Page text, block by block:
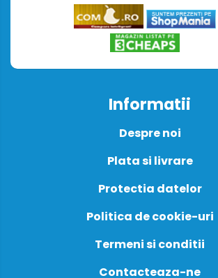
Informatii
Despre noi
Plata si livrare
Protectia datelor
Politica de cookie-uri
Termeni si conditii
Contacteaza-ne